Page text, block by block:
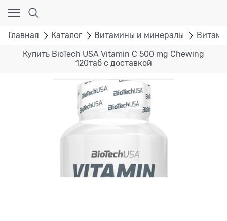
Главная Каталог Витамины и минералы
Купить BioTech USA Vitamin C 500 mg Chewing
120таб с доставкой